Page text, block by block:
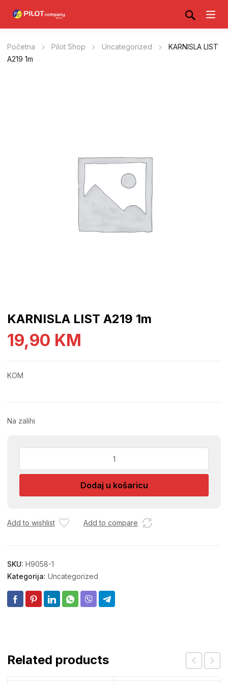
Početna Pilot Shop Uncategorized
KARNISLA LIST
A219 1m
KARNISLA LIST A219 1m
19,90 KM
KOM
Na zalihi
A219
količina
Dodaj u košaricu
Add to wishlist Add to compare
SKU: H9058-1
Kategorija: Uncategorized
Related products